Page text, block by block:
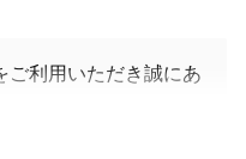
ご利用いただき誠にあ